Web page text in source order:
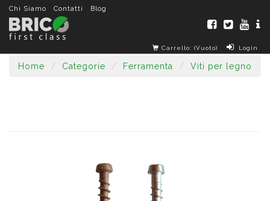
Chi Siamo Contatti Blog
Carrello: (Vuoto) Login
Home Categorie Ferramenta Viti per legno